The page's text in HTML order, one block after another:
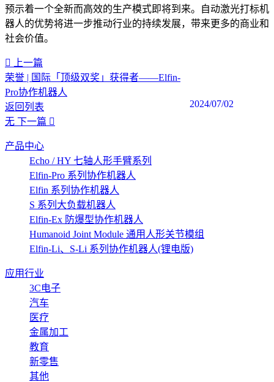
预示着一个全新而高效的生产模式即将到来。自动激光打标机
器人的优势将进一步推动行业的持续发展，带来更多的商业和
社会价值。
上一篇
荣誉 | 国际「顶级双奖」获得者——Elfin-
Pro协作机器人
2024/07/02
返回列表
无 下一篇
产品中心
Echo / HY 七轴人形手臂系列
Elfin-Pro 系列协作机器人
Elfin 系列协作机器人
S 系列大负载机器人
Elfin-Ex 防爆型协作机器人
Humanoid Joint Module 通用人形关节模组
Elfin-Li、S-Li 系列协作机器人(锂电版)
应用行业
3C电子
汽车
医疗
金属加工
教育
新零售
其他